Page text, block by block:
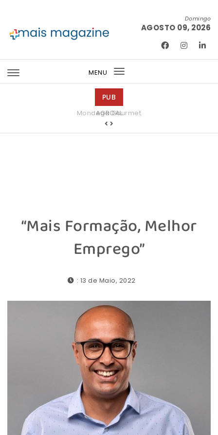
Domingo
AGOSTO 09, 2026
MENU
Toggle
PUB
Mondega Gourmet
“Mais Formação, Melhor
Emprego”
: 13 de Maio, 2022